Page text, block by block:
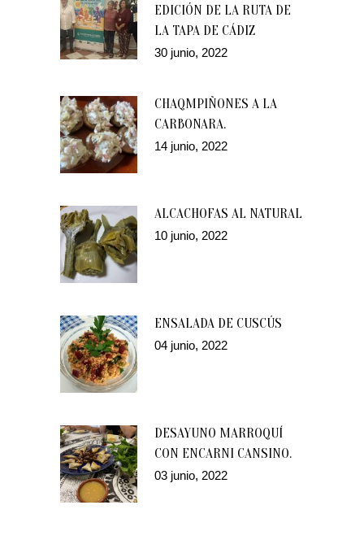
EDICIÓN DE LA RUTA DE
LA TAPA DE CÁDIZ
30 junio, 2022
CHAQMPIÑONES A LA
CARBONARA.
14 junio, 2022
ALCACHOFAS AL NATURAL
10 junio, 2022
ENSALADA DE CUSCÚS
04 junio, 2022
DESAYUNO MARROQUÍ
CON ENCARNI CANSINO.
03 junio, 2022